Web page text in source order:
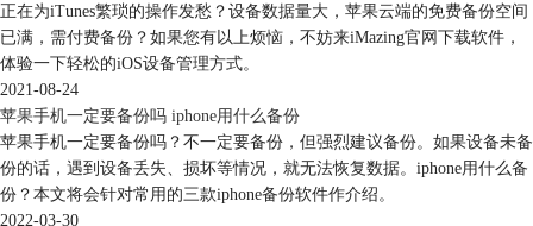
正在为iTunes繁琐的操作发愁？设备数据量大，苹果云端的免费备份空间
已满，需付费备份？如果您有以上烦恼，不妨来iMazing官网下载软件，
体验一下轻松的iOS设备管理方式。
2021-08-24
苹果手机一定要备份吗 iphone用什么备份
苹果手机一定要备份吗？不一定要备份，但强烈建议备份。如果设备未备
份的话，遇到设备丢失、损坏等情况，就无法恢复数据。iphone用什么备
份？本文将会针对常用的三款iphone备份软件作介绍。
2022-03-30